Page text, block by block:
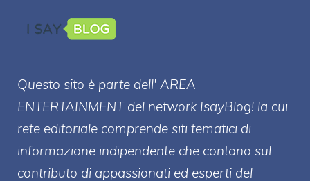
Questo sito è parte dell' AREA
ENTERTAINMENT del network IsayBlog! la cui
rete editoriale comprende siti tematici di
informazione indipendente che contano sul
contributo di appassionati ed esperti del